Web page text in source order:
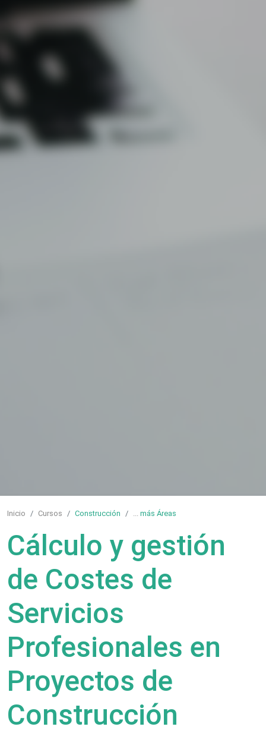
Inicio Cursos Construcción ... más Áreas
Cálculo y gestión
de Costes de
Servicios
Profesionales en
Proyectos de
Construcción